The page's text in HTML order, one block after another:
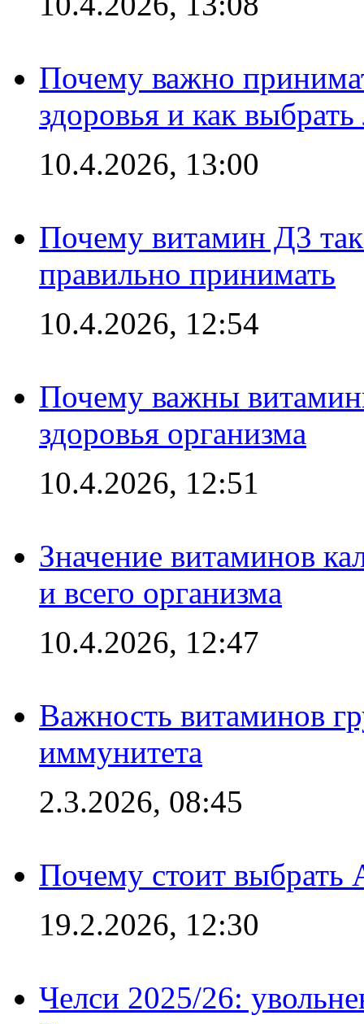
Почему важно
здоровья и как
10.4.2026, 13:00
Почему витамин Д3 так
правильно принимать
10.4.2026, 12:54
Почему важны
здоровья организма
10.4.2026, 12:51
Значение витаминов
и всего организма
10.4.2026, 12:47
Важность витаминов
иммунитета
2.3.2026, 08:45
Почему стоит выбрать
19.2.2026, 12:30
Челси 2025/26: